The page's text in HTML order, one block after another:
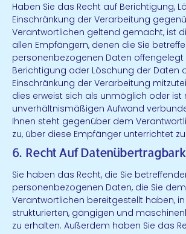
Haben Sie das Recht auf Berichtigung,
Einschränkung der Verarbeitung
Verantwortlichen geltend gemacht, ist
allen Empfängern, denen die Sie
personenbezogenen Daten offengelegt
Berichtigung oder Löschung der Daten
Einschränkung der Verarbeitung
dies erweist sich als unmöglich oder ist
unverhältnismäßigen Aufwand
Ihnen steht gegenüber dem
zu, über diese Empfänger unterrichtet
6. Recht Auf
Sie haben das Recht, die Sie
personenbezogenen Daten, die Sie dem
Verantwortlichen bereitgestellt haben,
strukturierten, gängigen und
zu erhalten. Außerdem haben Sie das